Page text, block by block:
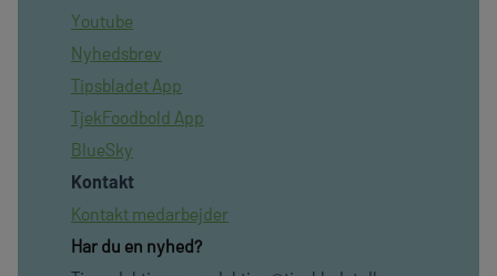
Youtube
Nyhedsbrev
Tipsbladet App
TjekFoodbold App
BlueSky
Kontakt
Kontakt medarbejder
Har du en nyhed?